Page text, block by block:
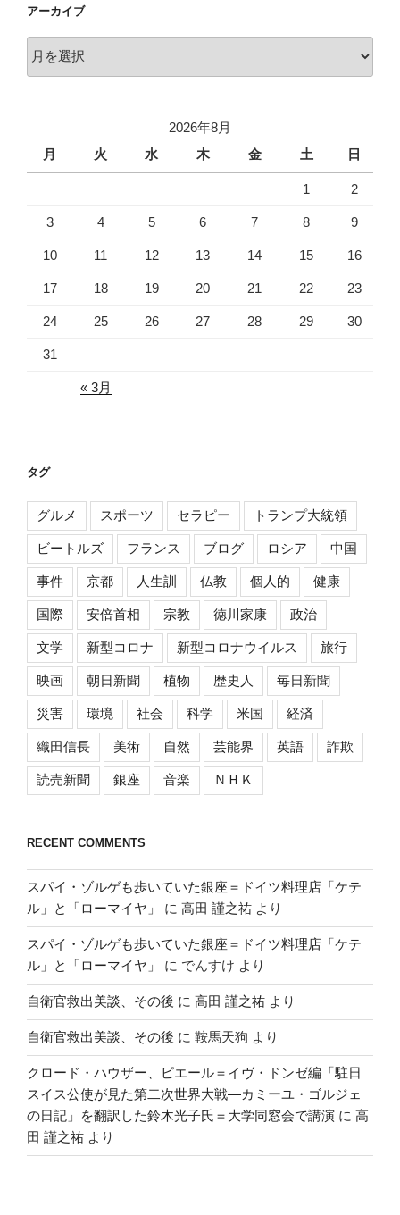
アーカイブ
ー
2026年8月
月
火 水 木 金 土 日
1 2
3 4 5 6 7 8 9
10 11 12 13 14 15 16
17 18 19 20 21 22 23
24 25 26 27 28 29 30
31
« 3月
タグ
グルメ スポーツ セラピー トランプ大統領
ビートルズ フランス ブログ ロシア 中国
事件 京都 人生訓 仏教 個人的 健康
国際 安倍首相 宗教 徳川家康 政治
文学 新型コロナ 新型コロナウイルス 旅行
映画 朝日新聞 植物 歴史人 毎日新聞
災害 環境 社会 科学 米国 経済
織田信長 美術 自然 芸能界 英語 詐欺
読売新聞 銀座 音楽 ＮＨＫ
RECENT COMMENTS
スパイ・ゾルゲも歩いていた銀座＝ドイツ料理店「ケテ
ル」と「ローマイヤ」
に 高田 謹之祐 より
スパイ・ゾルゲも歩いていた銀座＝ドイツ料理店「ケテ
ル」と「ローマイヤ」
に でんすけ より
自衛官救出美談、その後 に 高田 謹之祐 より
自衛官救出美談、その後 に 鞍馬天狗 より
クロード・ハウザー、ピエール＝イヴ・ドンゼ編「駐日
スイス公使が見た第二次世界大戦―カミーユ・ゴルジェ
の日記」を翻訳した鈴木光子氏＝大学同窓会で講演 に 高
田 謹之祐 より